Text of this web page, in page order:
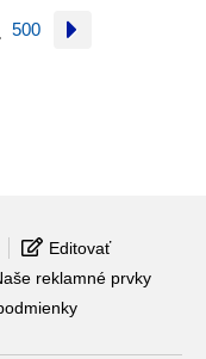
500
Editovať
reklamné prvky